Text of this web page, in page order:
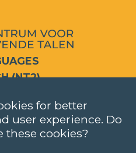
(NT2)
start?
I register?
for better
user experience. Do
these cookies?